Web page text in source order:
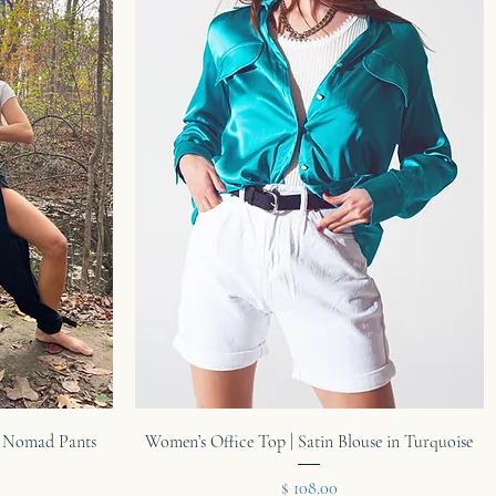
תצוגה מהירה
Women’s Office Top | Satin Blouse in Turquoise
מחיר
Pants